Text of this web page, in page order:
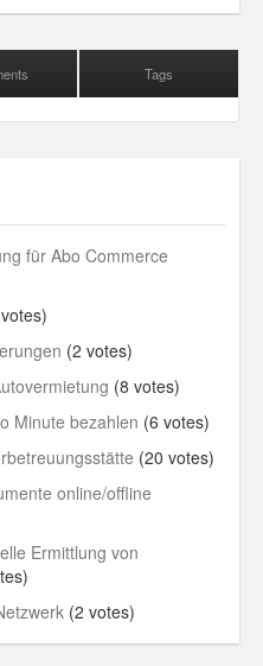
Tags
für Abo Commerce
(2 votes)
(8 votes)
Minute bezahlen (6 votes)
(20 votes)
online/offline
Ermittlung von
(2 votes)